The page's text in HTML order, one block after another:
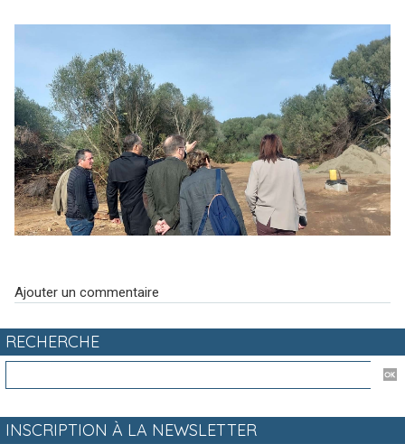
Ajouter un commentaire
RECHERCHE
INSCRIPTION À LA NEWSLETTER